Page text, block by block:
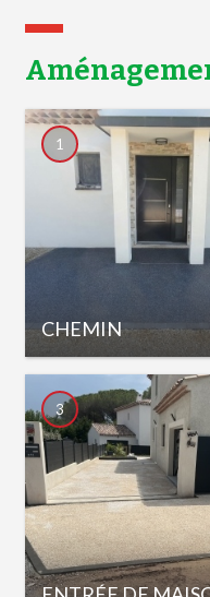
CHEMIN
1
3